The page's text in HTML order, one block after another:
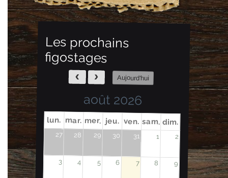
Les prochains
figostages
Aujourd'hui
août 2026
lun. mar. mer. jeu. ven. sam. dim.
27 28 29 30 31 1 2
3 4 5 6 7 8 9